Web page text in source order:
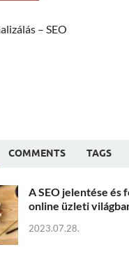
– SEO
COMMENTS TAGS
A SEO jelentése és
online üzleti
2023.07.28.